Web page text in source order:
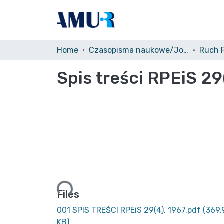
Home Czasopisma naukowe/Journals
Spis treści RPEiS
Loading...
Files
001 SPIS TREŚCI RPEiS 29(4), 1967.pdf